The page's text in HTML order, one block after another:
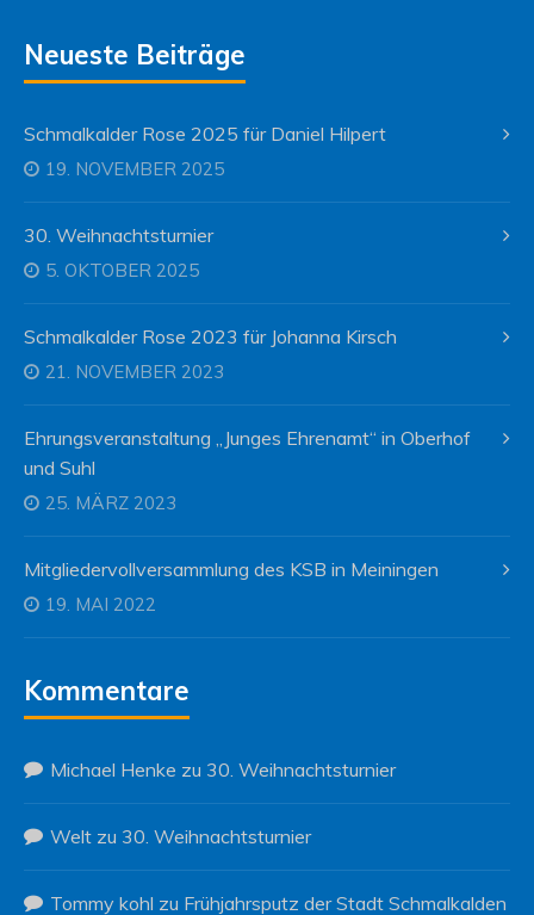
Neueste Beiträge
Schmalkalder Rose 2025 für Daniel Hilpert
19. NOVEMBER 2025
30. Weihnachtsturnier
5. OKTOBER 2025
Schmalkalder Rose 2023 für Johanna Kirsch
21. NOVEMBER 2023
Ehrungsveranstaltung „Junges Ehrenamt“ in Oberhof
und Suhl
25. MÄRZ 2023
Mitgliedervollversammlung des KSB in Meiningen
19. MAI 2022
Kommentare
Michael Henke zu 30. Weihnachtsturnier
Welt zu 30. Weihnachtsturnier
Tommy kohl zu Frühjahrsputz der Stadt Schmalkalden